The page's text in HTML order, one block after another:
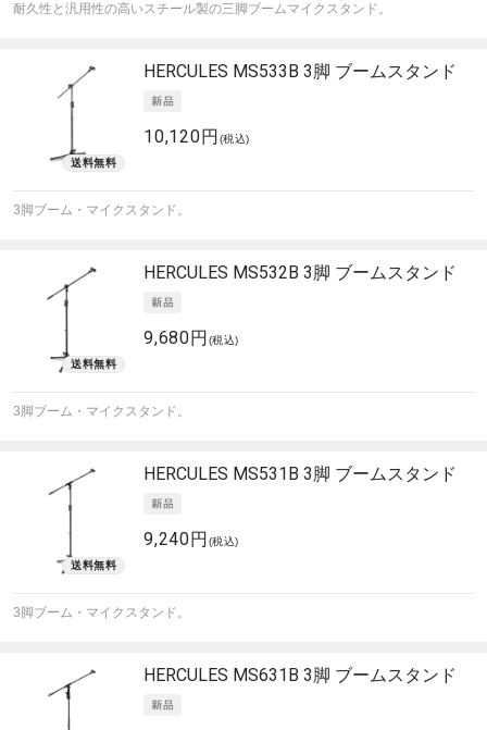
耐久性と汎用性の高いスチール製の三脚ブームマイクスタンド。
HERCULES MS533B 3脚 ブームスタンド
10,120円 (税込)
3脚ブーム・マイクスタンド。
HERCULES MS532B 3脚 ブームスタンド
9,680円 (税込)
3脚ブーム・マイクスタンド。
HERCULES MS531B 3脚 ブームスタンド
9,240円 (税込)
3脚ブーム・マイクスタンド。
HERCULES MS631B 3脚 ブームスタンド